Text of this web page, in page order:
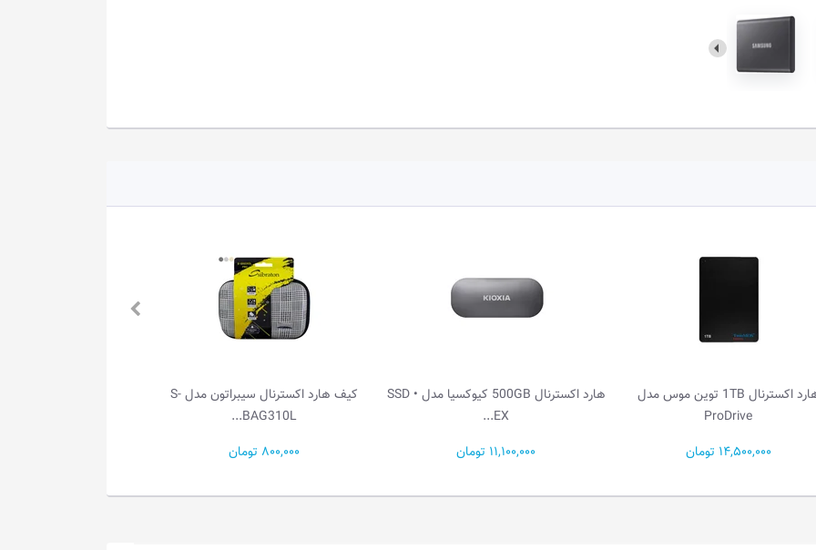
EX...
11,100,000 تومان
کیف هارد اکسترنال سیبراتون مدل S-
BAG310L...
800,000 تومان
هارد اکسترنال 2TB ای دیتا مدل HD770G
RGB...
27,000,000 تومان